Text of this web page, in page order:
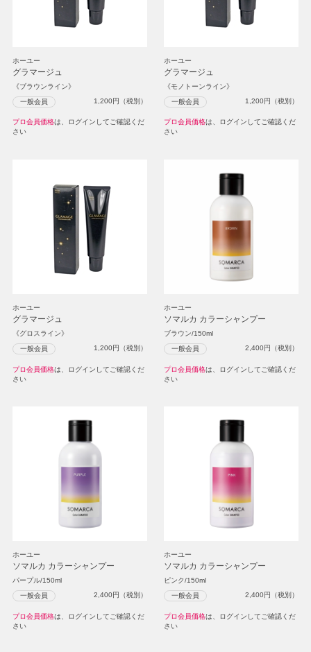
ホーユー
グラマージュ
《ブラウンライン》
一般会員 1,200円（税別）
プロ会員価格は、ログインしてご確認くだ
さい
ホーユー
グラマージュ
《モノトーンライン》
一般会員 1,200円（税別）
プロ会員価格は、ログインしてご確認くだ
さい
ホーユー
グラマージュ
《グロスライン》
一般会員 1,200円（税別）
プロ会員価格は、ログインしてご確認くだ
さい
ホーユー
ソマルカ カラーシャンプー
ブラウン/150ml
一般会員 2,400円（税別）
プロ会員価格は、ログインしてご確認くだ
さい
ホーユー
ソマルカ カラーシャンプー
パープル/150ml
一般会員 2,400円（税別）
プロ会員価格は、ログインしてご確認くだ
さい
ホーユー
ソマルカ カラーシャンプー
ピンク/150ml
一般会員 2,400円（税別）
プロ会員価格は、ログインしてご確認くだ
さい